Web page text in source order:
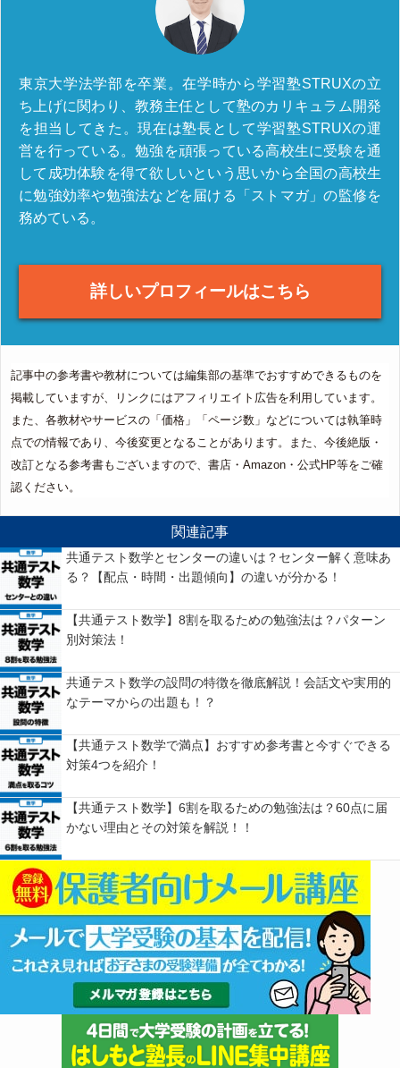
東京大学法学部を卒業。在学時から学習塾STRUXの立
ち上げに関わり、教務主任として塾のカリキュラム開発
を担当してきた。現在は塾長として学習塾STRUXの運
営を行っている。勉強を頑張っている高校生に受験を通
して成功体験を得て欲しいという思いから全国の高校生
に勉強効率や勉強法などを届ける「ストマガ」の監修を
務めている。
詳しいプロフィールはこちら
記事中の参考書や教材については編集部の基準でおすすめできるものを
掲載していますが、リンクにはアフィリエイト広告を利用しています。
また、各教材やサービスの「価格」「ページ数」などについては執筆時
点での情報であり、今後変更となることがあります。また、今後絶版・
改訂となる参考書もございますので、書店・Amazon・公式HP等をご確
認ください。
関連記事
共通テスト数学とセンターの違いは？センター解く意味あ
る？【配点・時間・出題傾向】の違いが分かる！
【共通テスト数学】8割を取るための勉強法は？パターン
別対策法！
共通テスト数学の設問の特徴を徹底解説！会話文や実用的
なテーマからの出題も！？
【共通テスト数学で満点】おすすめ参考書と今すぐできる
対策4つを紹介！
【共通テスト数学】6割を取るための勉強法は？60点に届
かない理由とその対策を解説！！